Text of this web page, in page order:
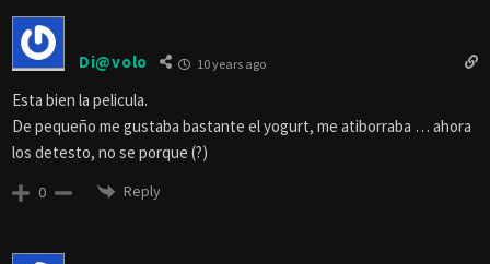
Di@volo 10 years ago
Esta bien la pelicula.
De pequeño me gustaba bastante el yogurt, me atiborraba … ahora
los detesto, no se porque (?)
0 Reply